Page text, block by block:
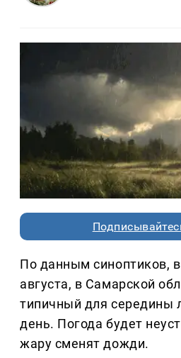
По данным синоптиков,
августа, в Самарской
типичный для середины
день. Погода будет
жару сменят дожди.